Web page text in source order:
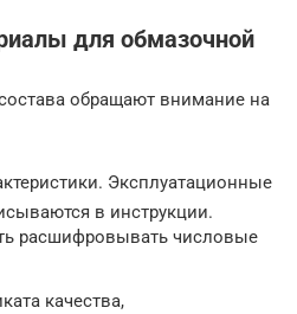
для обмазочной
обращают внимание на
Эксплуатационные
в инструкции.
расшифровывать числовые
качества,